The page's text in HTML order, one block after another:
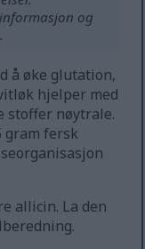
og
å øke glutation,
hjelper med
stoffer nøytrale.
gram fersk
allicin. La den